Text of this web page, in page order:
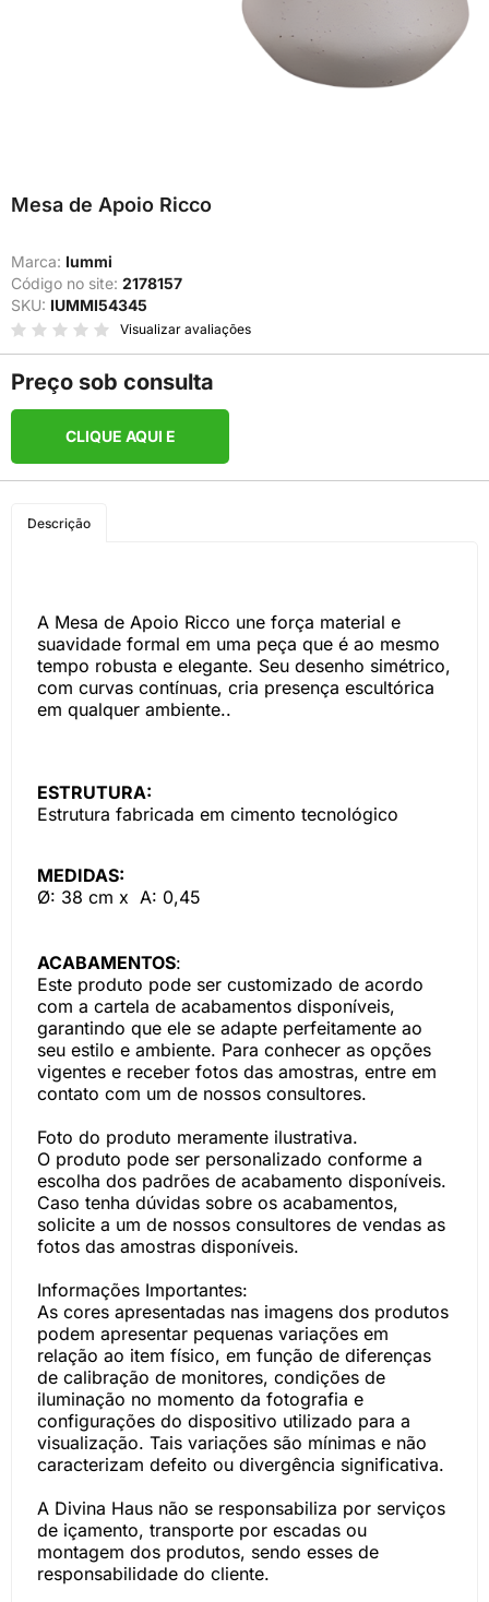
Mesa de Apoio Ricco
Marca: Iummi
Código no site: 2178157
SKU: IUMMI54345
Visualizar avaliações
Preço sob consulta
CLIQUE AQUI E
Descrição
A Mesa de Apoio Ricco une força material e
suavidade formal em uma peça que é ao mesmo
tempo robusta e elegante. Seu desenho simétrico,
com curvas contínuas, cria presença escultórica
em qualquer ambiente..
ESTRUTURA:
Estrutura fabricada em cimento tecnológico
MEDIDAS:
Ø: 38 cm x A: 0,45
ACABAMENTOS:
Este produto pode ser customizado de acordo
com a cartela de acabamentos disponíveis,
garantindo que ele se adapte perfeitamente ao
seu estilo e ambiente. Para conhecer as opções
vigentes e receber fotos das amostras, entre em
contato com um de nossos consultores.
Foto do produto meramente ilustrativa.
O produto pode ser personalizado conforme a
escolha dos padrões de acabamento disponíveis.
Caso tenha dúvidas sobre os acabamentos,
solicite a um de nossos consultores de vendas as
fotos das amostras disponíveis.
Informações Importantes:
As cores apresentadas nas imagens dos produtos
podem apresentar pequenas variações em
relação ao item físico, em função de diferenças
de calibração de monitores, condições de
iluminação no momento da fotografia e
configurações do dispositivo utilizado para a
visualização. Tais variações são mínimas e não
caracterizam defeito ou divergência significativa.
A Divina Haus não se responsabiliza por serviços
de içamento, transporte por escadas ou
montagem dos produtos, sendo esses de
responsabilidade do cliente.